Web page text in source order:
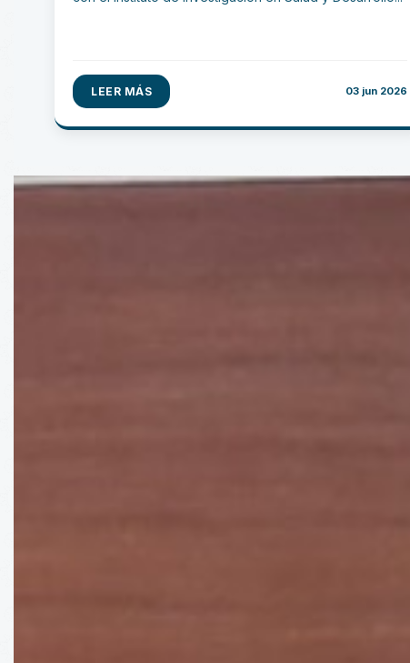
LEER MÁS 03 jun 2026